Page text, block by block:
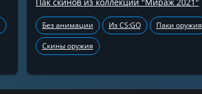
Без анимации Из CS:GO Паки оружия
Скины оружия